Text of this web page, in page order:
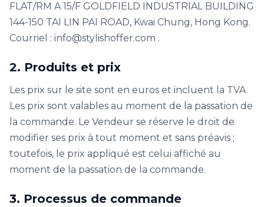
FLAT/RM A 15/F GOLDFIELD INDUSTRIAL BUILDING
144-150 TAI LIN PAI ROAD, Kwai Chung, Hong Kong.
Courriel : info@stylishoffer.com .
2. Produits et prix
Les prix sur le site sont en euros et incluent la TVA.
Les prix sont valables au moment de la passation de
la commande. Le Vendeur se réserve le droit de
modifier ses prix à tout moment et sans préavis ;
toutefois, le prix appliqué est celui affiché au
moment de la passation de la commande.
3. Processus de commande